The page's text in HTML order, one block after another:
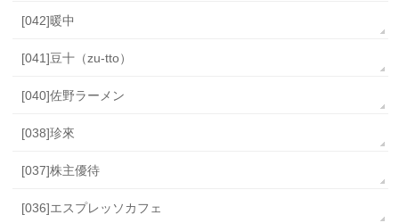
[042]暖中
[041]豆十（zu-tto）
[040]佐野ラーメン
[038]珍來
[037]株主優待
[036]エスプレッソカフェ